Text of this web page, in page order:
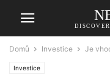
Domů Investice Je
Investice